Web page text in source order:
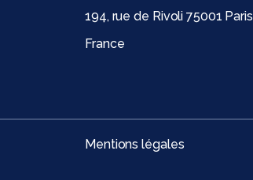
194, rue de Rivoli 75001 Paris
France
Mentions légales